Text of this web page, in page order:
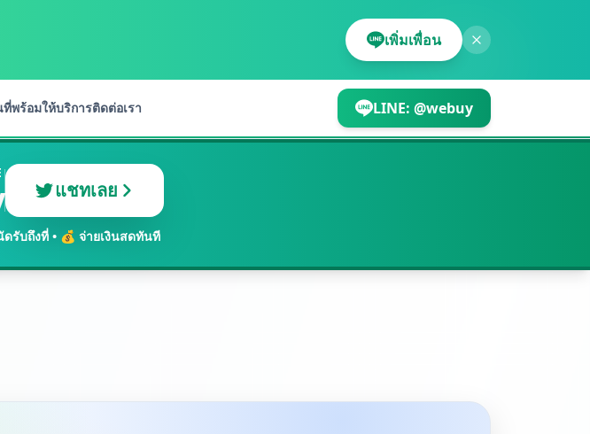
เพิ่มเพื่อน
พร้อมให้บริการติดต่อเรา LINE: @webuy
แชทเลย
รับถึงที่ • 💰 จ่ายเงินสดทันที